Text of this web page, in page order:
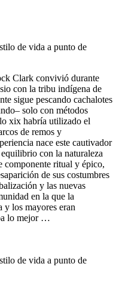
de vida a punto de
Clark convivió durante
con la tribu indígena de
sigue pescando cachalotes
solo con métodos
xix habría utilizado el
de remos y
nace este cautivador
con la naturaleza
componente ritual y épico,
de sus costumbres
y las nuevas
en la que la
y los mayores eran
lo mejor …
de vida a punto de